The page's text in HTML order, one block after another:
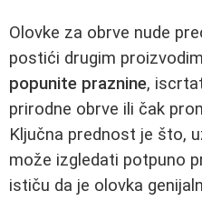
Olovke za obrve nude
postići drugim
popunite praznine,
prirodne obrve ili čak
Ključna prednost je što,
može izgledati potpuno
ističu da je olovka